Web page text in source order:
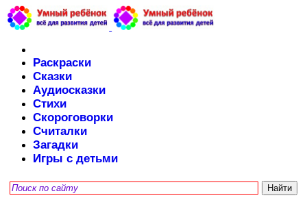
Раскраски
Сказки
Аудиосказки
Стихи
Скороговорки
Считалки
Загадки
Игры с детьми